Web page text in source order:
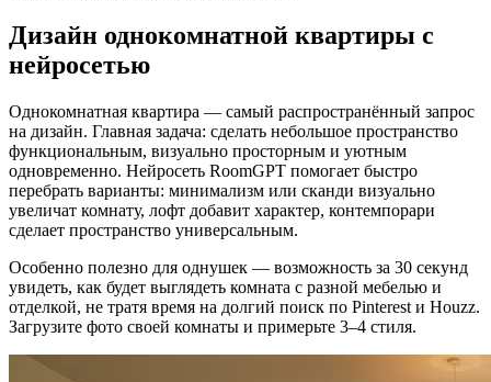
Дизайн однокомнатной квартиры с
нейросетью
Однокомнатная квартира — самый распространённый запрос
на дизайн. Главная задача: сделать небольшое пространство
функциональным, визуально просторным и уютным
одновременно. Нейросеть RoomGPT помогает быстро
перебрать варианты: минимализм или сканди визуально
увеличат комнату, лофт добавит характер, контемпорари
сделает пространство универсальным.
Особенно полезно для однушек — возможность за 30 секунд
увидеть, как будет выглядеть комната с разной мебелью и
отделкой, не тратя время на долгий поиск по Pinterest и Houzz.
Загрузите фото своей комнаты и примерьте 3–4 стиля.